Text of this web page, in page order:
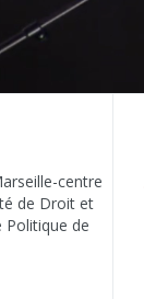
centre
de Droit et
Politique de